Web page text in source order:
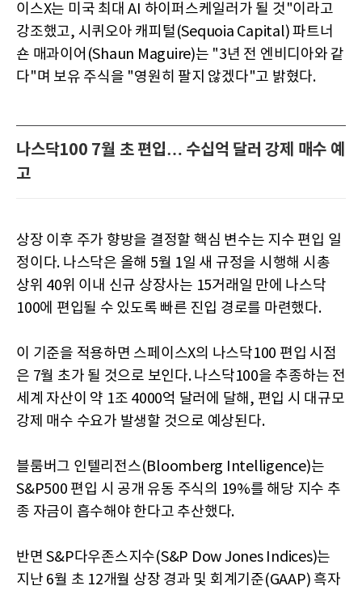
이스X는 미국 최대 AI 하이퍼스케일러가 될 것"이라고
강조했고, 시퀴오아 캐피털(Sequoia Capital) 파트너
숀 매과이어(Shaun Maguire)는 "3년 전 엔비디아와 같
다"며 보유 주식을 "영원히 팔지 않겠다"고 밝혔다.
나스닥100 7월 초 편입… 수십억 달러 강제 매수 예
고
상장 이후 주가 향방을 결정할 핵심 변수는 지수 편입 일
정이다. 나스닥은 올해 5월 1일 새 규정을 시행해 시총
상위 40위 이내 신규 상장사는 15거래일 만에 나스닥
100에 편입될 수 있도록 빠른 진입 경로를 마련했다.
이 기준을 적용하면 스페이스X의 나스닥100 편입 시점
은 7월 초가 될 것으로 보인다. 나스닥100을 추종하는 전
세계 자산이 약 1조 4000억 달러에 달해, 편입 시 대규모
강제 매수 수요가 발생할 것으로 예상된다.
블룸버그 인텔리전스(Bloomberg Intelligence)는
S&P500 편입 시 공개 유동 주식의 19%를 해당 지수 추
종 자금이 흡수해야 한다고 추산했다.
반면 S&P다우존스지수(S&P Dow Jones Indices)는
지난 6월 초 12개월 상장 경과 및 회계기준(GAAP) 흑자